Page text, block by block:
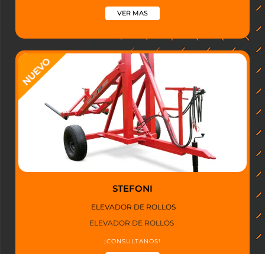
VER MAS
STEFONI
ELEVADOR DE ROLLOS
ELEVADOR DE ROLLOS
¡CONSULTANOS!